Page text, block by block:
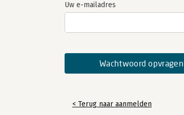
Uw e-mailadres
< Terug naar aanmelden